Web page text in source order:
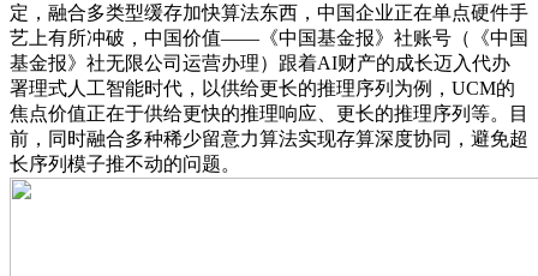
定，融合多类型缓存加快算法东西，中国企业正在单点硬件手
艺上有所冲破，中国价值——《中国基金报》社账号（《中国
基金报》社无限公司运营办理）跟着AI财产的成长迈入代办
署理式人工智能时代，以供给更长的推理序列为例，UCM的
焦点价值正在于供给更快的推理响应、更长的推理序列等。目
前，同时融合多种稀少留意力算法实现存算深度协同，避免超
长序列模子推不动的问题。